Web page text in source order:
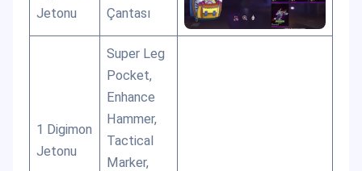
Jetonu
Çantası
1 Digimon
Jetonu
Super Leg
Pocket,
Enhance
Hammer,
Tactical
Marker,